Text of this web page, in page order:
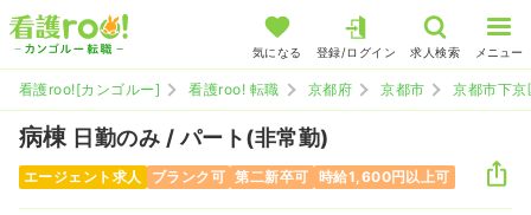
気になる 登録/ログイン 求人検索 メニュー
看護roo![カンゴルー] 看護roo! 転職 京都府 京都市 京都市下京
病棟 日勤のみ / パート(非常勤)
エージェント求人 ブランク可 第二新卒可 時給1,600円以上可